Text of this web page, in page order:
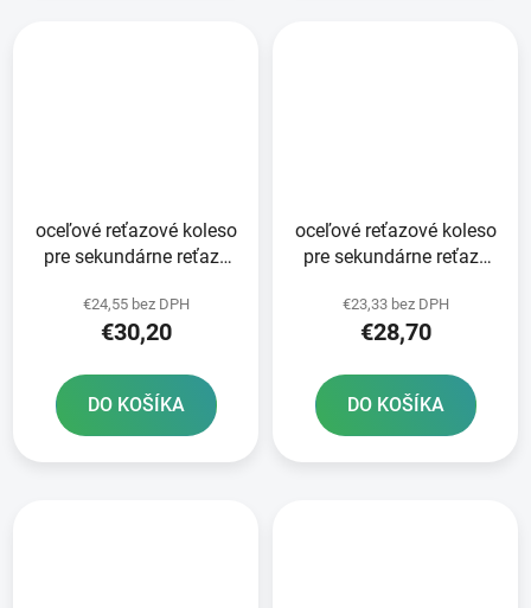
oceľové reťazové koleso
pre sekundárne reťaze
zubov
€24,55 bez DPH
€30,20
DO KOŠÍKA
oceľové reťazové koleso
pre sekundárne reťaze
zubov
€23,33 bez DPH
€28,70
DO KOŠÍKA